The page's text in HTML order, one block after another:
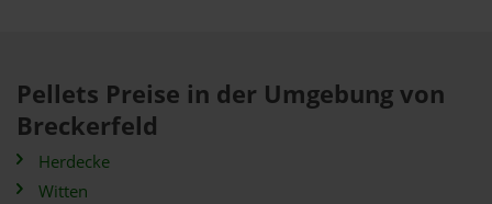
Pellets Preise in der Umgebung von
Breckerfeld
Herdecke
Witten